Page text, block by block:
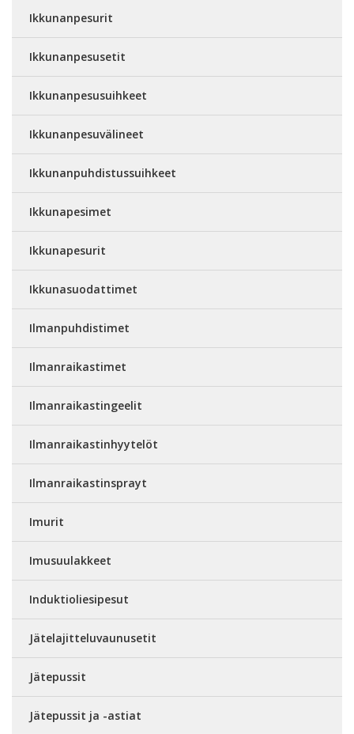
Ikkunanpesurit
Ikkunanpesusetit
Ikkunanpesusuihkeet
Ikkunanpesuvälineet
Ikkunanpuhdistussuihkeet
Ikkunapesimet
Ikkunapesurit
Ikkunasuodattimet
Ilmanpuhdistimet
Ilmanraikastimet
Ilmanraikastingeelit
Ilmanraikastinhyytelöt
Ilmanraikastinsprayt
Imurit
Imusuulakkeet
Induktioliesipesut
Jätelajitteluvaunusetit
Jätepussit
Jätepussit ja -astiat